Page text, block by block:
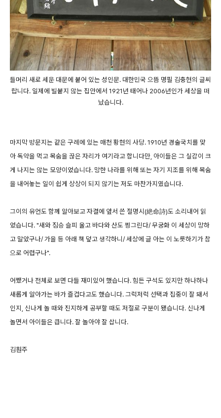
들머리 새로 세운 대문에 붙어 있는 성인문. 대한민국 으뜸 명필 김충현의 글씨
랍니다. 일제에 빌붙지 않는 집안에서 1921년 태어나 2006년인가 세상을 떠
났습니다.
마지막 방문지는 같은 구례에 있는 매천 황현의 사당. 1910년 경술국치를 맞
아 독약을 먹고 목숨을 끊은 자리가 여기라고 합니다만, 아이들은 그 실감이 크
게 나지는 않는 모양이었습니다. 망한 나라를 위해 또는 자기 지조를 위해 목숨
을 내어놓는 일이 쉽게 상상이 되지 않기는 저도 마찬가지였습니다.
그이의 유언도 함께 알아보고 자결에 앞서 쓴 절명시(絶命詩)도 소리내어 읽
었습니다. "새와 짐승 슬피 울고 바다와 산도 찡그린다/ 무궁화 이 세상이 망하
고 말았구나/ 가을 등 아래 책 덮고 생각하니/ 세상에 글 아는 이 노릇하기가 참
으로 어렵구나".
어쨌거나 전체로 보면 다들 재미있어 했습니다. 힘든 구석도 있지만 하나하나
새롭게 알아가는 바가 즐겁다고도 했습니다. 그럭저럭 선택과 집중이 잘 돼서
인지, 신나게 놀 때와 진지하게 공부할 때도 저절로 구분이 됐습니다. 신나게
놀면서 아이들은 큽니다. 잘 놀아야 잘 삽니다.
김훤주